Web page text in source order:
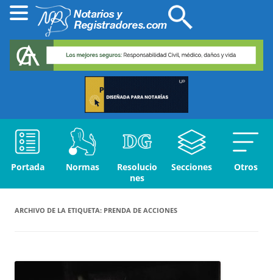
Portada Normas
Resolucio
nes
Secciones Otros
ARCHIVO DE LA ETIQUETA: PRENDA DE ACCIONES